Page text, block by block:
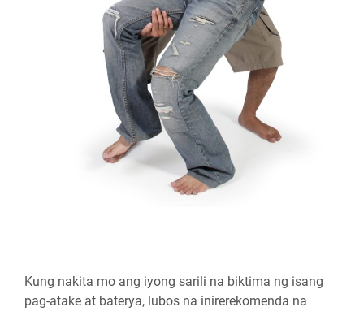
Kung nakita mo ang iyong sarili na biktima ng isang
pag-atake at baterya, lubos na inirerekomenda na